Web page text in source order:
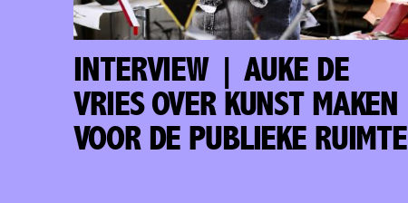
INTERVIEW | AUKE DE
VRIES OVER KUNST MAKEN
VOOR DE PUBLIEKE RUIMTE